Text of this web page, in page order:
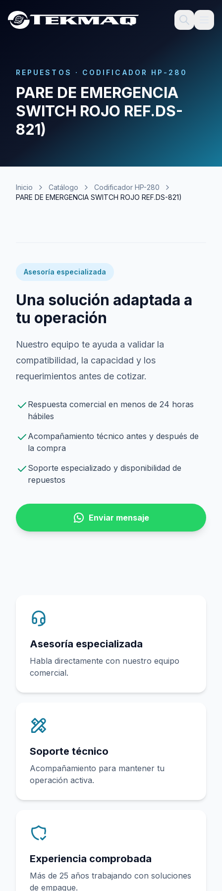
REPUESTOS · CODIFICADOR HP-280
PARE DE EMERGENCIA
SWITCH ROJO REF.DS-
821)
Inicio Catálogo
Codificador HP-280
PARE DE EMERGENCIA SWITCH ROJO REF.DS-821)
Asesoría especializada
Una solución adaptada a
tu operación
Nuestro equipo te ayuda a validar la
compatibilidad, la capacidad y los
requerimientos antes de cotizar.
Respuesta comercial en menos de 24 horas
hábiles
Acompañamiento técnico antes y después de
la compra
Soporte especializado y disponibilidad de
repuestos
Enviar mensaje
Asesoría especializada
Habla directamente con nuestro equipo
comercial.
Soporte técnico
Acompañamiento para mantener tu
operación activa.
Experiencia comprobada
Más de 25 años trabajando con soluciones
de empaque.